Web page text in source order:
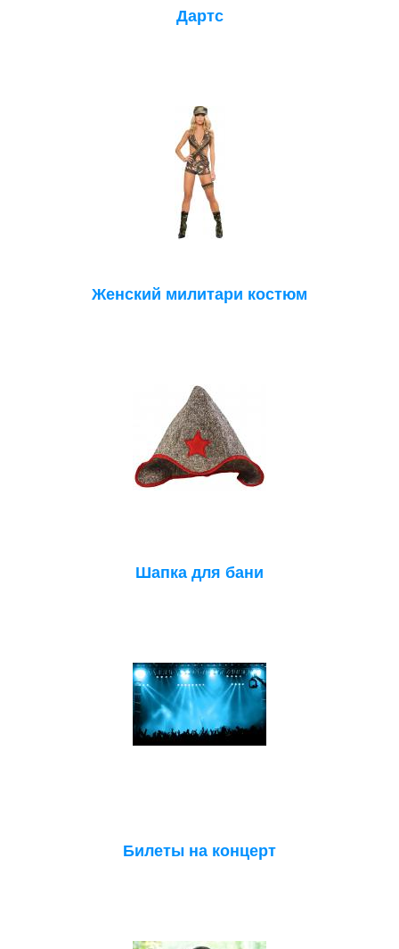
Дартс
Женский милитари костюм
Шапка для бани
Билеты на концерт